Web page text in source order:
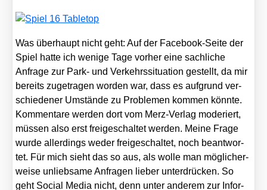
Was über­haupt nicht geht: Auf der Face­book-Sei­te der
Spiel hat­te ich weni­ge Tage vor­her eine sach­li­che
Anfra­ge zur Park- und Ver­kehrs­si­tua­ti­on gestellt, da mir
bereits zuge­tra­gen wor­den war, dass es auf­grund ver­
schie­de­ner Umstän­de zu Pro­ble­men kom­men könn­te.
Kom­men­ta­re wer­den dort vom Merz-Ver­lag mode­riert,
müs­sen also erst frei­ge­schal­tet wer­den. Mei­ne Fra­ge
wur­de aller­dings weder frei­ge­schal­tet, noch beant­wor­
tet. Für mich sieht das so aus, als wol­le man mög­li­cher­
wei­se unlieb­sa­me Anfra­gen lie­ber unter­drü­cken. So
geht Social Media nicht, denn unter ande­rem zur Infor­